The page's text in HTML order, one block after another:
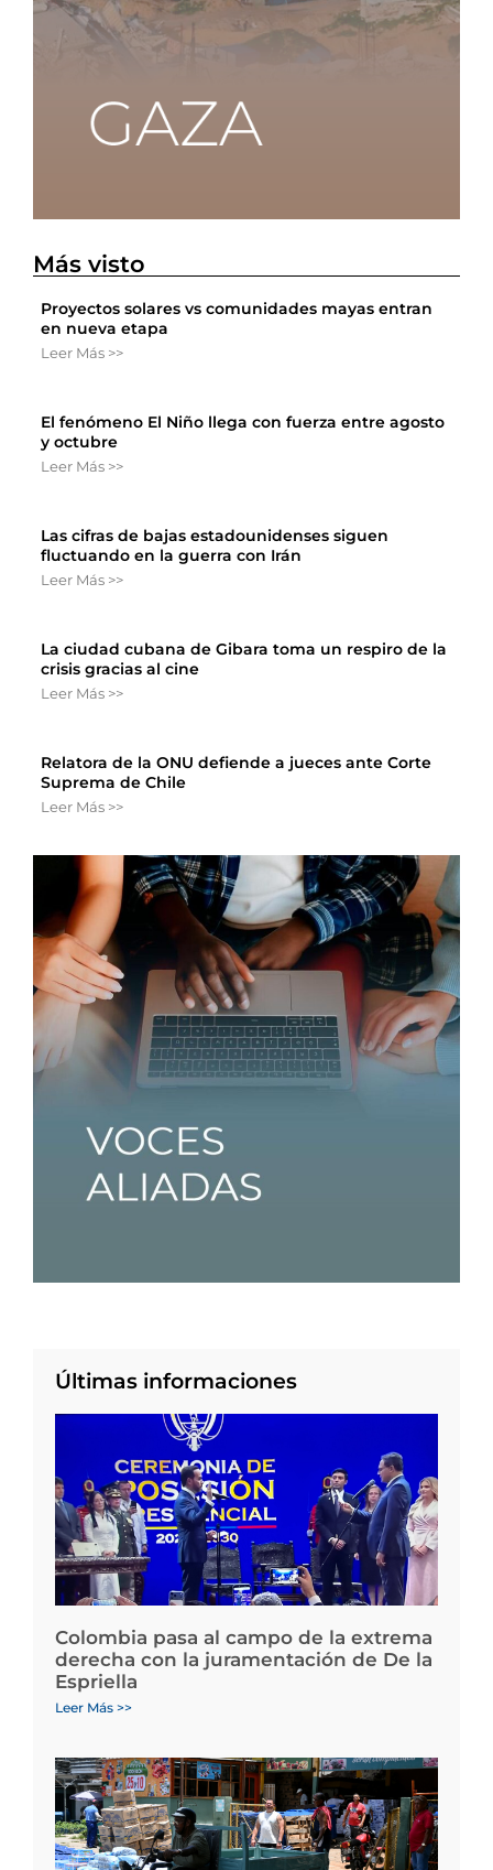
Más visto
Proyectos solares vs comunidades mayas entran
en nueva etapa
Leer Más >>
El fenómeno El Niño llega con fuerza entre agosto
y octubre
Leer Más >>
Las cifras de bajas estadounidenses siguen
fluctuando en la guerra con Irán
Leer Más >>
La ciudad cubana de Gibara toma un respiro de la
crisis gracias al cine
Leer Más >>
Relatora de la ONU defiende a jueces ante Corte
Suprema de Chile
Leer Más >>
Últimas informaciones
Colombia pasa al campo de la extrema
derecha con la juramentación de De la
Espriella
Leer Más >>